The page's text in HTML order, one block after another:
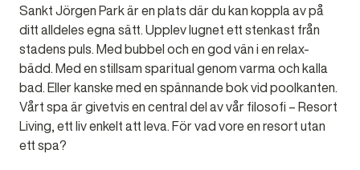
Sankt Jörgen Park är en plats där du kan koppla av på
ditt alldeles egna sätt. Upplev lugnet ett stenkast från
stadens puls. Med bubbel och en god vän i en relax-
bädd. Med en stillsam sparitual genom varma och kalla
bad. Eller kanske med en spännande bok vid poolkanten.
Vårt spa är givetvis en central del av vår filosofi – Resort
Living, ett liv enkelt att leva. För vad vore en resort utan
ett spa?